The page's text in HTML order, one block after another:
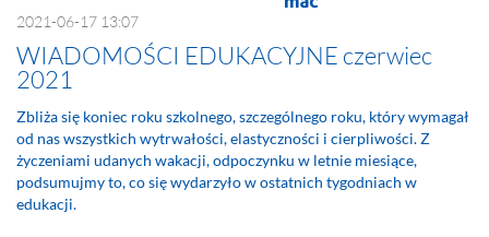
2021-06-17 13:07
WIADOMOŚCI EDUKACYJNE czerwiec
2021
Zbliża się koniec roku szkolnego, szczególnego roku, który wymagał
od nas wszystkich wytrwałości, elastyczności i cierpliwości. Z
życzeniami udanych wakacji, odpoczynku w letnie miesiące,
podsumujmy to, co się wydarzyło w ostatnich tygodniach w
edukacji.